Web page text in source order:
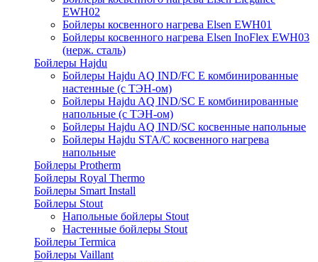
EWH02
Бойлеры косвенного нагрева Elsen EWH01
Бойлеры косвенного нагрева Elsen InoFlex EWH03
(нерж. сталь)
Бойлеры Hajdu
Бойлеры Hajdu AQ IND/FC E комбинированные
настенные (с ТЭН-ом)
Бойлеры Hajdu AQ IND/SC E комбинированные
напольные (с ТЭН-ом)
Бойлеры Hajdu AQ IND/SC косвенные напольные
Бойлеры Hajdu STA/C косвенного нагрева
напольные
Бойлеры Protherm
Бойлеры Royal Thermo
Бойлеры Smart Install
Бойлеры Stout
Напольные бойлеры Stout
Настенные бойлеры Stout
Бойлеры Termica
Бойлеры Vaillant